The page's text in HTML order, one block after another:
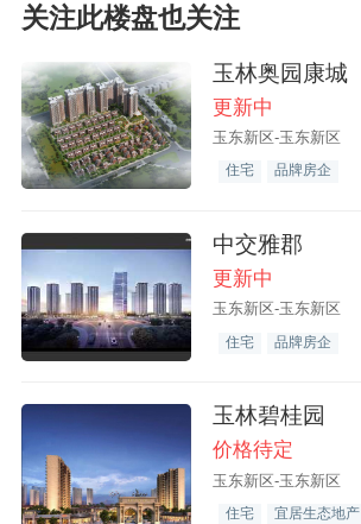
关注此楼盘也关注
玉林奥园康城
更新中
玉东新区-玉东新区
住宅 品牌房企
中交雅郡
更新中
玉东新区-玉东新区
住宅 品牌房企
玉林碧桂园
价格待定
玉东新区-玉东新区
住宅 宜居生态地产